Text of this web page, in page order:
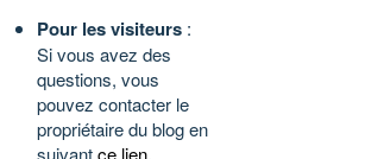
Pour les visiteurs :
Si vous avez des
questions, vous
pouvez contacter le
propriétaire du blog en
suivantce lien.